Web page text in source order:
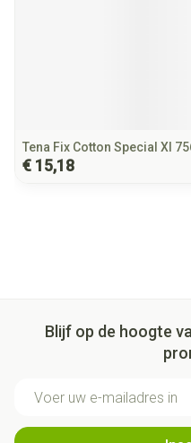
Tena Fix Cotton Special Xl
€ 15,18
Blijf op de hoogte